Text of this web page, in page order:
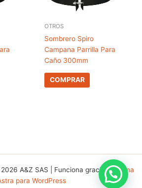
OTROS
Sombrero Spiro
Campana Parrilla Para
Caño 300mm
COMPRAR
A&Z SAS | Funciona gracias aTema
para WordPress